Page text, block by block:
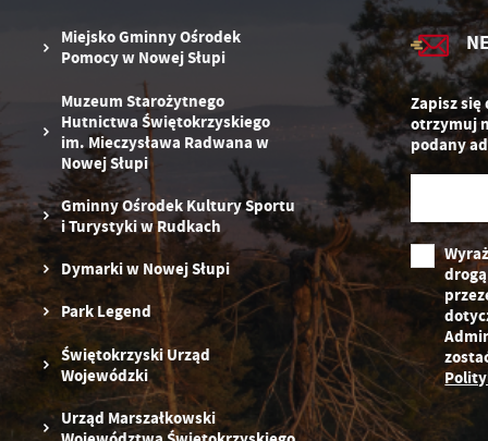
Miejsko Gminny Ośrodek
Pomocy w Nowej Słupi
Muzeum Starożytnego
Hutnictwa Świętokrzyskiego
im. Mieczysława Radwana w
Nowej Słupi
Gminny Ośrodek Kultury Sportu
i Turystyki w Rudkach
Dymarki w Nowej Słupi
Park Legend
Świętokrzyski Urząd
Wojewódzki
Urząd Marszałkowski
Zapisz
otrzymuj
podany